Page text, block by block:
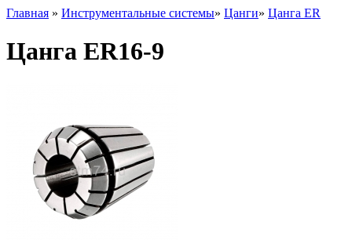
Главная » Инструментальные системы» Цанги» Цанга ER
Цанга ER16-9